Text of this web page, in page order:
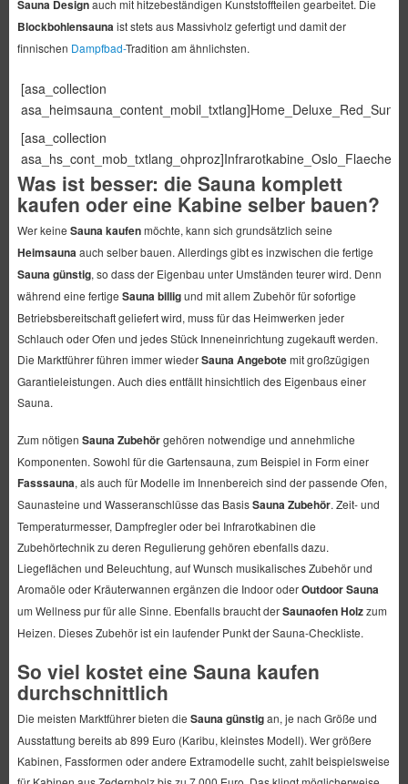
Sauna Designauch mit hitzebeständigen Kunststoffteilen gearbeitet. Die
Blockbohlensauna ist stets aus Massivholz gefertigt und damit der
finnischen Dampfbad-Tradition am ähnlichsten.
[asa_collection
[asa_collection
Was ist besser: die Sauna komplett
kaufen oder eine Kabine selber bauen?
Wer keine Sauna kaufenmöchte, kann sich grundsätzlich seine
Heimsauna auch selber bauen. Allerdings gibt es inzwischen die fertige
Sauna günstig, so dass der Eigenbau unter Umständen teurer wird. Denn
während eine fertige Sauna billigund mit allem Zubehör für sofortige
Betriebsbereitschaft geliefert wird, muss für das Heimwerken jeder
Schlauch oder Ofen und jedes Stück Inneneinrichtung zugekauft werden.
Die Marktführer führen immer wiederSauna Angebotemit großzügigen
Garantieleistungen. Auch dies entfällt hinsichtlich des Eigenbaus einer
Sauna.
Zum nötigen Sauna Zubehörgehören notwendige und annehmliche
Komponenten. Sowohl für die Gartensauna, zum Beispiel in Form einer
Fasssauna, als auch für Modelle im Innenbereich sind der passende Ofen,
Saunasteine und Wasseranschlüsse das BasisSauna Zubehör. Zeit- und
Temperaturmesser, Dampfregler oder bei Infrarotkabinen die
Zubehörtechnik zu deren Regulierung gehören ebenfalls dazu.
Liegeflächen und Beleuchtung, auf Wunsch musikalisches Zubehör und
Aromaöle oder Kräuterwannen ergänzen die Indoor oderOutdoor Sauna
um Wellness pur für alle Sinne. Ebenfalls braucht derSaunaofen Holzzum
Heizen. Dieses Zubehör ist ein laufender Punkt der Sauna-Checkliste.
So viel kostet eine Sauna kaufen
durchschnittlich
Die meisten Marktführer bieten die Sauna günstigan, je nach Größe und
Ausstattung bereits ab 899 Euro (Karibu, kleinstes Modell). Wer größere
Kabinen, Fassformen oder andere Extramodelle sucht, zahlt beispielsweise